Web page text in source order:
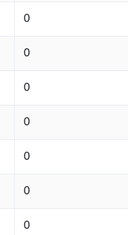
0
0
0
0
0
0
0